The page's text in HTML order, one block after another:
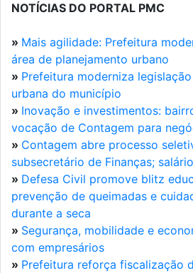
NOTÍCIAS DO PORTAL PMC
» Mais agilidade: Prefeitura
área de planejamento urbano
» Prefeitura moderniza
urbana do município
» Inovação e investimentos:
vocação de Contagem para
» Contagem abre processo
subsecretário de Finanças;
» Defesa Civil promove blitz
prevenção de queimadas e
durante a seca
» Segurança, mobilidade e
com empresários
» Prefeitura reforça fiscalização